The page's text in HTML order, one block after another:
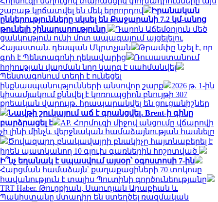
շաբաթ կրճատվել են մեկ երրորդով
Իրանական
ընկերությունները սկսել են Քաջարանի 7.2 կմ-անոց
թունելի շինարարությունը
Դարոն Աճեմօղլուն մեծ
ցանկություն ունի մոտ ապագայում այցելելու
Հայաստան. դեսպան Մկրտչյան
Թրամփը նշել է, որ
գոհ է Պենտագոնի ղեկավարից
Ռուսաստանում
հղիության վարման նոր կարգ է սահմանվել
Պենտագոնում տեղի է ունեցել
ինքնասպանությունների անսովոր շարք
2026 թ. 1-ին
կիսամյակում քննվել է կոռուպցիոն բնույթի 307
քրեական վարույթ. հրապարակվել են ցուցանիշներ
Նավթի շուկայում աճ է գրանցվել․ Brent-ի գինը
բարձրացել է
AP. Հորմուզի միջով անցումը վճարովի
չի լինի մինչև վերջնական համաձայնության հասնելը
Ծովազարդ բնակավայրի բնակիչը հայտնաբերել է
իրեն պատկանող 10 գլուխ գառներին հոշոտված
Ի՞նչ եղանակ է սպասվում այսօր՝ օգոստոսի 7-ին
Հարցման համաձայն՝ քաղաքացիների 70 տոկոսը
հավանություն է տալիս Պուտինի գործունեությանը
TRT Haber. Թուրքիան, Սաուդյան Արաբիան և
Պակիստանը մտադիր են ստեղծել ռազմական